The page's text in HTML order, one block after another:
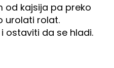
od kajsija pa preko
urolati rolat.
ostaviti da se hladi.